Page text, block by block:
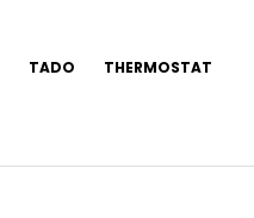
TADO THERMOSTAT